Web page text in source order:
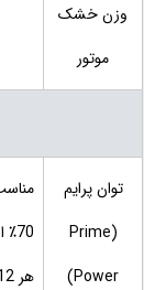
وزن خشک
موتور
توان پرایم
(Prime
Power)
هر 12 ساعت مجاز است.